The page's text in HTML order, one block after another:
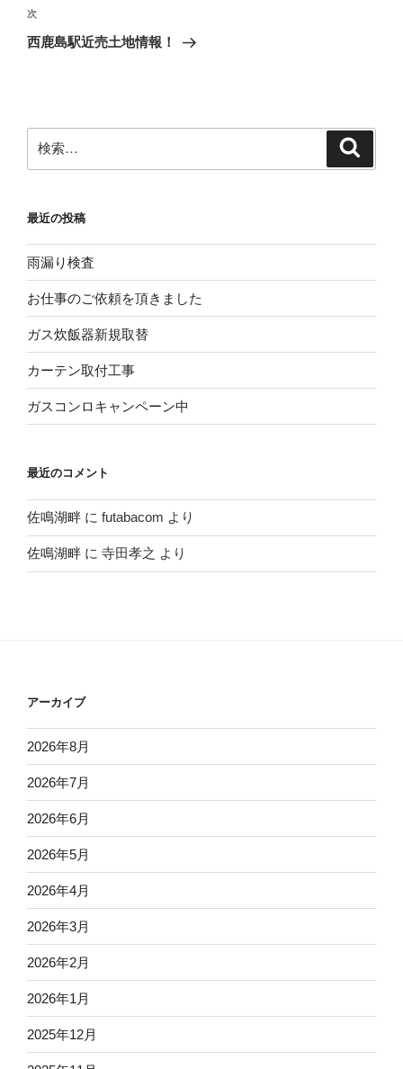
ビ
ゲ
ン
稿
次
の
次
西鹿島駅近売土地情報！
索:
最近の投稿
雨漏り検査
お仕事のご依頼を頂きました
ガス炊飯器新規取替
カーテン取付工事
ガスコンロキャンペーン中
最近のコメント
佐鳴湖畔 に futabacom より
佐鳴湖畔 に 寺田孝之 より
アーカイブ
2026年8月
2026年7月
2026年6月
2026年5月
2026年4月
2026年3月
2026年2月
2026年1月
2025年12月